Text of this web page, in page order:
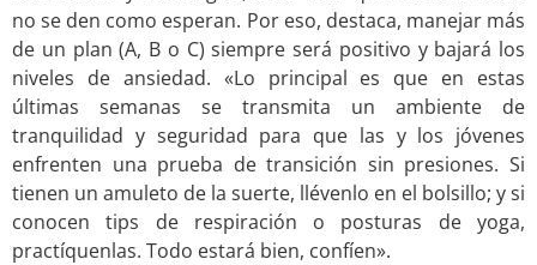
no se den como esperan. Por eso, destaca, manejar más
de un plan (A, B o C) siempre será positivo y bajará los
niveles de ansiedad. «Lo principal es que en estas
últimas semanas se transmita un ambiente de
tranquilidad y seguridad para que las y los jóvenes
enfrenten una prueba de transición sin presiones. Si
tienen un amuleto de la suerte, llévenlo en el bolsillo; y si
conocen tips de respiración o posturas de yoga,
practíquenlas. Todo estará bien, confíen».